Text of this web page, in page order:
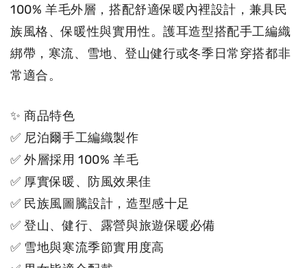
100% 羊毛外層，搭配舒適保暖內裡設計，兼具民
族風格、保暖性與實用性。護耳造型搭配手工編織
綁帶，寒流、雪地、登山健行或冬季日常穿搭都非
常適合。
✨ 商品特色
✅ 尼泊爾手工編織製作
✅ 外層採用 100% 羊毛
✅ 厚實保暖、防風效果佳
✅ 民族風圖騰設計，造型感十足
✅ 登山、健行、露營與旅遊保暖必備
✅ 雪地與寒流季節實用度高